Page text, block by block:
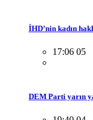
İHD’nin kadın
17:06 05
DEM Parti yarın